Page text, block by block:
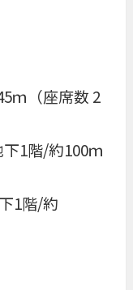
ｍ（座席数 2
1階/約100ｍ
1階/約